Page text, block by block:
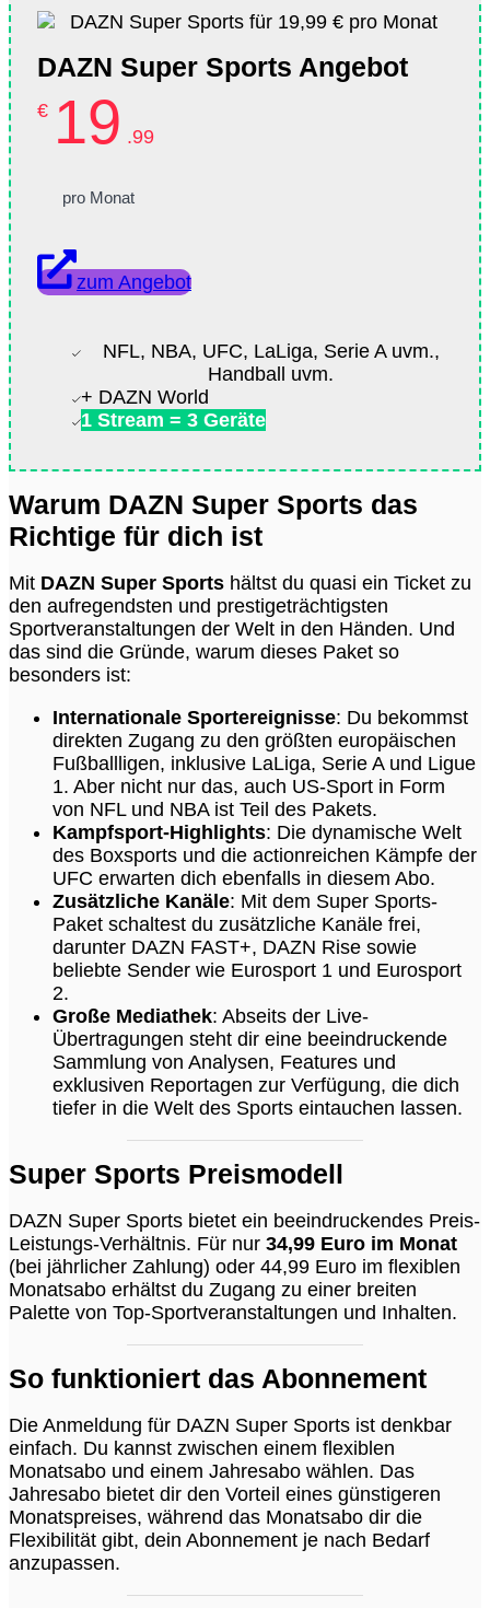
DAZN Super Sports Angebot
€ 19 .99
pro Monat
zum Angebot
NFL, NBA, UFC, LaLiga, Serie A uvm.,
Handball uvm.
+ DAZN World
1 Stream = 3 Geräte
Warum DAZN Super Sports das
Richtige für dich ist
Mit DAZN Super Sports hältst du quasi ein Ticket zu
den aufregendsten und prestigeträchtigsten
Sportveranstaltungen der Welt in den Händen. Und
das sind die Gründe, warum dieses Paket so
besonders ist:
Internationale Sportereignisse: Du bekommst
direkten Zugang zu den größten europäischen
Fußballligen, inklusive LaLiga, Serie A und Ligue
1. Aber nicht nur das, auch US-Sport in Form
von NFL und NBA ist Teil des Pakets.
Kampfsport-Highlights: Die dynamische Welt
des Boxsports und die actionreichen Kämpfe der
UFC erwarten dich ebenfalls in diesem Abo.
Zusätzliche Kanäle: Mit dem Super Sports-
Paket schaltest du zusätzliche Kanäle frei,
darunter DAZN FAST+, DAZN Rise sowie
beliebte Sender wie Eurosport 1 und Eurosport
2.
Große Mediathek: Abseits der Live-
Übertragungen steht dir eine beeindruckende
Sammlung von Analysen, Features und
exklusiven Reportagen zur Verfügung, die dich
tiefer in die Welt des Sports eintauchen lassen.
Super Sports Preismodell
DAZN Super Sports bietet ein beeindruckendes Preis-
Leistungs-Verhältnis. Für nur 34,99 Euro im Monat
(bei jährlicher Zahlung) oder 44,99 Euro im flexiblen
Monatsabo erhältst du Zugang zu einer breiten
Palette von Top-Sportveranstaltungen und Inhalten.
So funktioniert das Abonnement
Die Anmeldung für DAZN Super Sports ist denkbar
einfach. Du kannst zwischen einem flexiblen
Monatsabo und einem Jahresabo wählen. Das
Jahresabo bietet dir den Vorteil eines günstigeren
Monatspreises, während das Monatsabo dir die
Flexibilität gibt, dein Abonnement je nach Bedarf
anzupassen.